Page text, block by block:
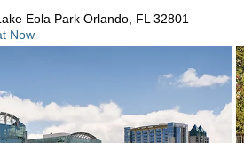
Eola Park Orlando, FL 32801
Now